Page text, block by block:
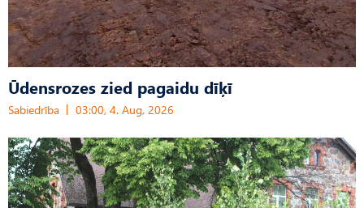
Ūdensrozes zied pagaidu dīķī
Sabiedrība 03:00, 4. Aug, 2026